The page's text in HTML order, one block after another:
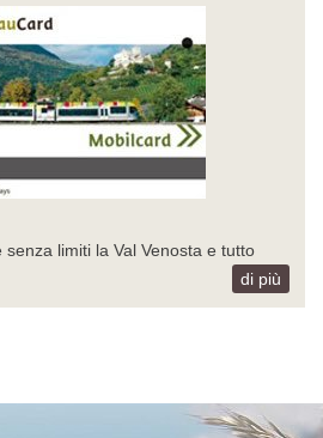
limiti la Val Venosta e tutto
di più